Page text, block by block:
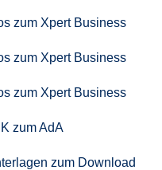
zum Xpert Business
zum Xpert Business
zum Xpert Business
zum AdA
zum Download